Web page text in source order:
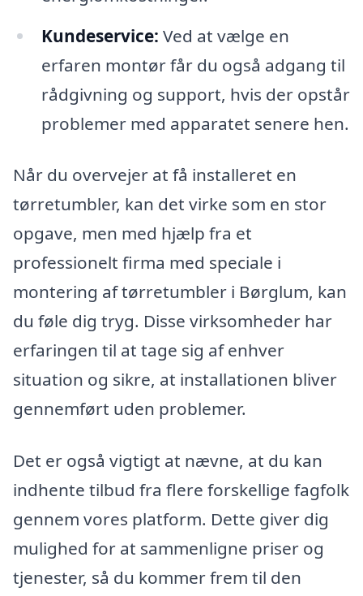
Kundeservice: Ved at vælge en
erfaren montør får du også adgang til
rådgivning og support, hvis der opstår
problemer med apparatet senere hen.
Når du overvejer at få installeret en
tørretumbler, kan det virke som en stor
opgave, men med hjælp fra et
professionelt firma med speciale i
montering af tørretumbler i Børglum, kan
du føle dig tryg. Disse virksomheder har
erfaringen til at tage sig af enhver
situation og sikre, at installationen bliver
gennemført uden problemer.
Det er også vigtigt at nævne, at du kan
indhente tilbud fra flere forskellige fagfolk
gennem vores platform. Dette giver dig
mulighed for at sammenligne priser og
tjenester, så du kommer frem til den